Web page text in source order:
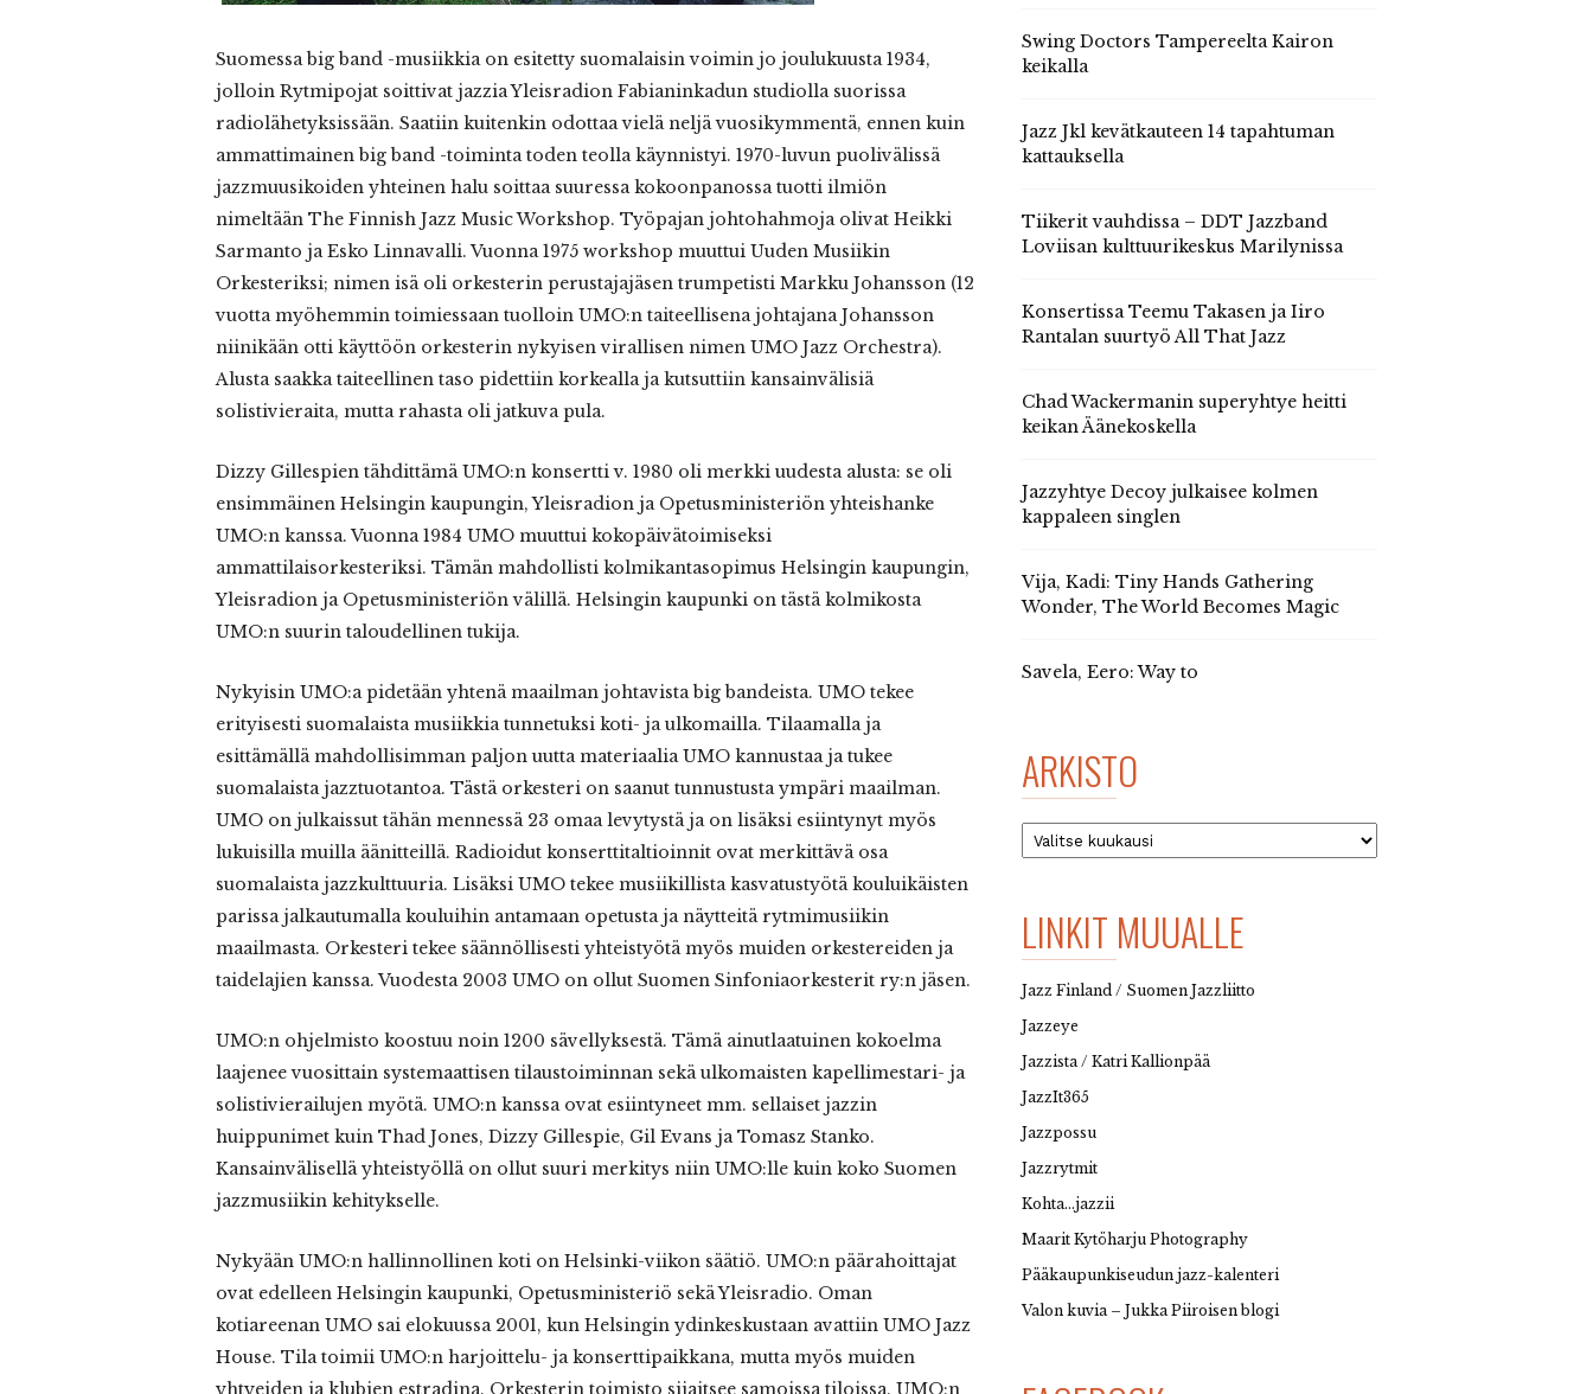
Suomessabig band -musiikkia on esitetty suomalaisin voimin jo joulukuusta 1934,
jolloin Rytmipojat soittivat jazzia Yleisradion Fabianinkadun studiolla suorissa
radiolähetyksissään. Saatiin kuitenkin odottaa vielä neljä vuosikymmentä, ennen kuin
ammattimainen big band -toiminta toden teolla käynnistyi. 1970-luvun puolivälissä
jazzmuusikoiden yhteinen halu soittaa suuressa kokoonpanossa tuotti ilmiön
nimeltään The Finnish Jazz Music Workshop. Työpajan johtohahmoja olivat Heikki
Sarmanto ja Esko Linnavalli. Vuonna 1975 workshop muuttui Uuden Musiikin
Orkesteriksi; nimen isä oli orkesterin perustajajäsen trumpetisti Markku Johansson (12
vuotta myöhemmin toimiessaan tuolloin UMO:n taiteellisena johtajana Johansson
niinikään otti käyttöön orkesterin nykyisen virallisen nimen UMO Jazz Orchestra).
Alusta saakka taiteellinen taso pidettiin korkealla ja kutsuttiin kansainvälisiä
solistivieraita, mutta rahasta oli jatkuva pula.
Dizzy Gillespien tähdittämä UMO:n konsertti v. 1980 oli merkki uudesta alusta: se oli
ensimmäinen Helsingin kaupungin, Yleisradion ja Opetusministeriön yhteishanke
UMO:n kanssa. Vuonna 1984 UMO muuttui kokopäivätoimiseksi
ammattilaisorkesteriksi. Tämän mahdollisti kolmikantasopimus Helsingin kaupungin,
Yleisradion ja Opetusministeriön välillä. Helsingin kaupunki on tästä kolmikosta
UMO:n suurin taloudellinen tukija.
Nykyisin UMO:a pidetään yhtenä maailman johtavista big bandeista. UMO tekee
erityisesti suomalaista musiikkia tunnetuksi koti- ja ulkomailla. Tilaamalla ja
esittämällä mahdollisimman paljon uutta materiaalia UMO kannustaa ja tukee
suomalaista jazztuotantoa. Tästä orkesteri on saanut tunnustusta ympäri maailman.
UMO on julkaissut tähän mennessä 23 omaa levytystä ja on lisäksi esiintynyt myös
lukuisilla muilla äänitteillä. Radioidut konserttitaltioinnit ovat merkittävä osa
suomalaista jazzkulttuuria. Lisäksi UMO tekee musiikillista kasvatustyötä kouluikäisten
parissa jalkautumalla kouluihin antamaan opetusta ja näytteitä rytmimusiikin
maailmasta. Orkesteri tekee säännöllisesti yhteistyötä myös muiden orkestereiden ja
taidelajien kanssa. Vuodesta 2003 UMO on ollut Suomen Sinfoniaorkesterit ry:n jäsen.
UMO:n ohjelmisto koostuu noin 1200 sävellyksestä. Tämä ainutlaatuinen kokoelma
laajenee vuosittain systemaattisen tilaustoiminnan sekä ulkomaisten kapellimestari- ja
solistivierailujen myötä. UMO:n kanssa ovat esiintyneet mm. sellaiset jazzin
huippunimet kuin Thad Jones, Dizzy Gillespie, Gil Evans ja Tomasz Stanko.
Kansainvälisellä yhteistyöllä on ollut suuri merkitys niin UMO:lle kuin koko Suomen
jazzmusiikin kehitykselle.
Nykyään UMO:n hallinnollinen koti on Helsinki-viikon säätiö. UMO:n päärahoittajat
ovat edelleen Helsingin kaupunki, Opetusministeriö sekä Yleisradio. Oman
kotiareenan UMO sai elokuussa 2001, kun Helsingin ydinkeskustaan avattiin UMO Jazz
House. Tila toimii UMO:n harjoittelu- ja konserttipaikkana, mutta myös muiden
yhtyeiden ja klubien estradina. Orkesterin toimisto sijaitsee samoissa tiloissa. UMO:n
Swing Doctors Tampereelta Kairon
keikalla
Jazz Jkl kevätkauteen 14 tapahtuman
kattauksella
Tiikerit vauhdissa – DDT Jazzband
Loviisan kulttuurikeskus Marilynissa
Konsertissa Teemu Takasen ja Iiro
Rantalan suurtyö All That Jazz
Chad Wackermanin superyhtye heitti
keikan Äänekoskella
Jazzyhtye Decoy julkaisee kolmen
kappaleen singlen
Vija, Kadi: Tiny Hands Gathering
Wonder, The World Becomes Magic
Savela, Eero: Way to
ARKISTO
Arkisto
LINKIT MUUALLE
Jazz Finland / Suomen Jazzliitto
Jazzeye
Jazzista / Katri Kallionpää
JazzIt365
Jazzpossu
Jazzrytmit
Kohta…jazzii
Maarit Kytöharju Photography
Pääkaupunkiseudun jazz-kalenteri
Valon kuvia – Jukka Piiroisen blogi